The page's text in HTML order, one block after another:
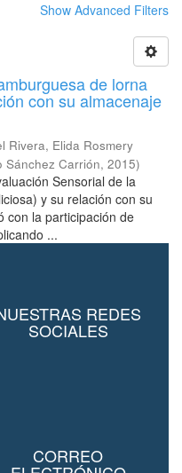
Show Advanced Filters
de lorna
con su almacenaje
Rivera, Elida Rosmery
Sánchez Carrión, 2015)
Sensorial de la
y su relación con su
con la participación de
...
REDES
SOCIALES
CORREO